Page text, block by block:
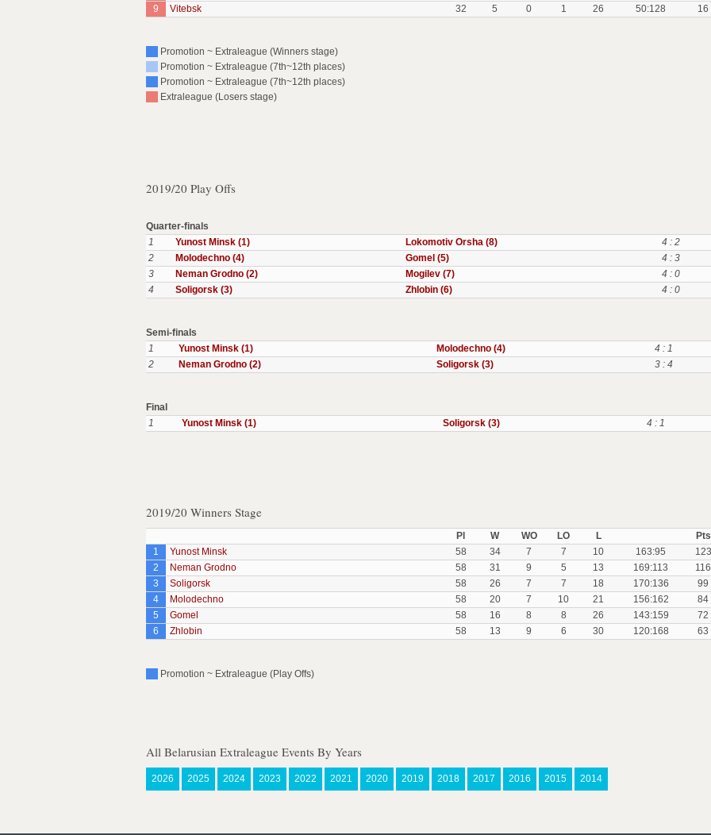
9
Vitebsk 32 5 0 1 26 50:128 16
Promotion ~ Extraleague (Winners stage)
Promotion ~ Extraleague (7th~12th places)
Promotion ~ Extraleague (7th~12th places)
Extraleague (Losers stage)
2019/20 Play Offs
Quarter-finals
1
Yunost Minsk (1) Lokomotiv Orsha (8)
4 : 2
2
Molodechno (4) Gomel (5)
4 : 3
3
Neman Grodno (2) Mogilev (7)
4 : 0
4
Soligorsk (3) Zhlobin (6) 4 : 0
Semi-finals
1
Yunost Minsk (1) Molodechno (4)
4 : 1
2
Neman Grodno (2) Soligorsk (3) 3 : 4
Final
1
Yunost Minsk (1) Soligorsk (3) 4 : 1
2019/20 Winners Stage
Pl W WO LO L
Pts
1
Yunost Minsk 58 34 7 7 10 163:95
123
2
Neman Grodno 58 31 9 5 13 169:113
116
3
Soligorsk 58 26 7 7 18 170:136
99
4
Molodechno 58 20 7 10 21 156:162
84
5
Gomel 58 16 8 8 26 143:159
72
6
Zhlobin 58 13 9 6 30 120:168 63
Promotion ~ Extraleague (Play Offs)
All Belarusian Extraleague Events By Years
2026 2025 2024 2023 2022 2021 2020 2019 2018 2017 2016 2015 2014